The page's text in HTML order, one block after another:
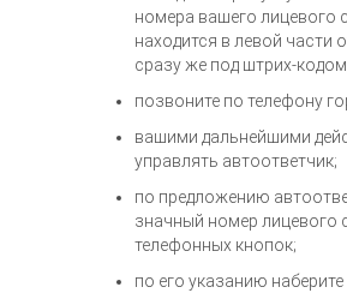
номера вашего лицевого
находится в левой части
сразу же под штрих-
позвоните по телефону
вашими дальнейшими
управлять автоответчик;
по предложению
значный номер лицевого
телефонных кнопок;
по его указанию